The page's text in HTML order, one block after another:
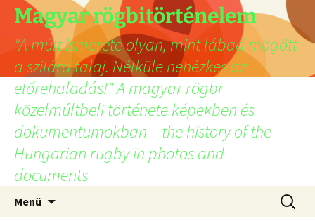
Ugrás
tartalomhoz
Magyar rögbitörténelem
"A múlt ismerete olyan, mint lábad mögött
a szilárd talaj. Nélküle nehézkes az
előrehaladás!" A magyar rögbi
közelmúltbeli története képekben és
dokumentumokban – the history of the
Hungarian rugby in photos and
documents
Menü